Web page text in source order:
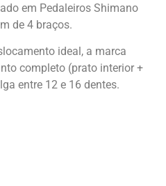
em Pedaleiros Shimano
de 4 braços.
ideal, a marca
completo (prato interior +
entre 12 e 16 dentes.